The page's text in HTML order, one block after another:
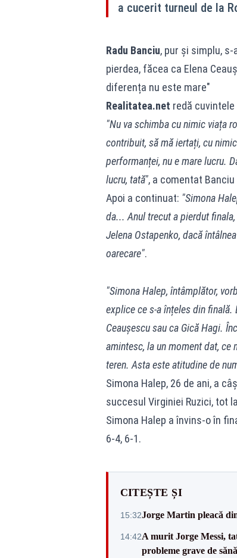
a cucerit turneul de la
Radu Banciu, pur și simplu,
pierdea, făcea ca Elena
diferența nu este mare"
Realitatea.net redă
"Nu va schimba cu nimic viața
contribuit, să mă iertați, cu
performanței, nu e mare lucru.
lucru, tată", a comentat Banciu
Apoi a continuat: "Simona
da... Anul trecut a pierdut
Jelena Ostapenko, dacă
oarecare".
"Simona Halep, întâmplător,
explice ce s-a înțeles din finală.
Ceaușescu sau ca Gică Hagi.
amintesc, la un moment dat, ce
teren. Asta este atitudine de
Simona Halep, 26 de ani, a
succesul Virginiei Ruzici, tot
Simona Halep a învins-o în
6-4, 6-1.
CITEȘTE ȘI
15:32Jorge Martin pleacă
14:42A murit Jorge Messi,
probleme grave de